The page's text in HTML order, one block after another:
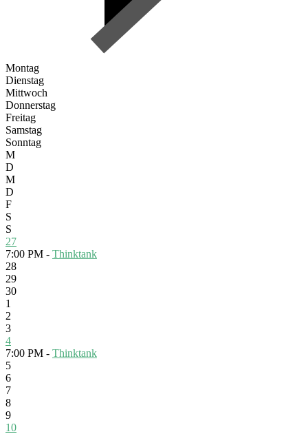
Montag
Dienstag
Mittwoch
Donnerstag
Freitag
Samstag
Sonntag
M
D
M
D
F
S
S
27
7:00 PM - Thinktank
28
29
30
1
2
3
4
7:00 PM - Thinktank
5
6
7
8
9
10